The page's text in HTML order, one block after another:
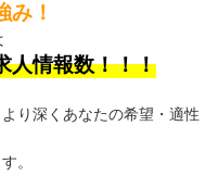
み！
人情報数！！！
り深くあなたの希望・適性
。